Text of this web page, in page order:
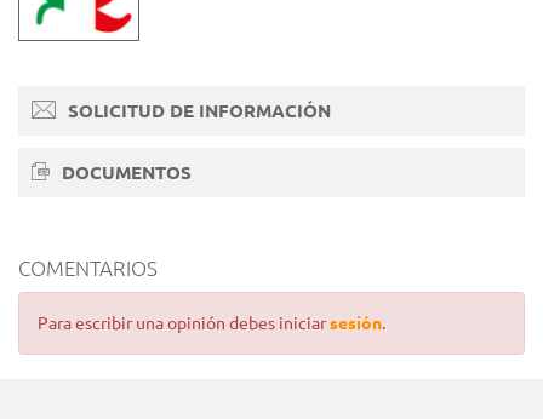
SOLICITUD DE INFORMACIÓN
DOCUMENTOS
COMENTARIOS
Para escribir una opinión debes iniciarsesión.